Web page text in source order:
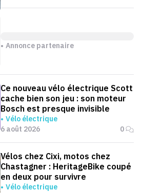
Annonce partenaire
Ce nouveau vélo électrique Scott
cache bien son jeu : son moteur
Bosch est presque invisible
Vélo électrique
6 août 2026
0
Vélos chez Cixi, motos chez
Chastagner : HeritageBike coupé
en deux pour survivre
Vélo électrique